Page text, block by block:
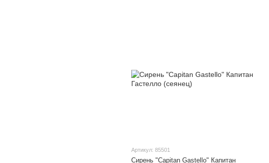
Артикул: 85501
Сирень "Capitan Gastello" Капитан